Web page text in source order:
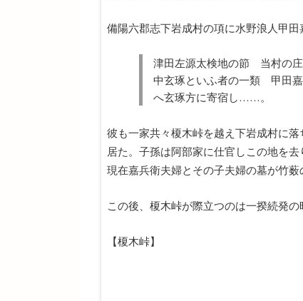
備陽六郡志下岩成村の項に水野浪人甲田
津田左源太検地の節 当村の
中玄琢といふ者の一類 甲田
へ玄琢方に寄宿し……。
彼も一家共々榎木峠を越え下岩成村に
居た。子孫は阿部家に仕官しこの地を
現在嘉兵衛夫婦とその子夫婦の墓が竹薮
この後、榎木峠が際立つのは一揆続発の
【榎木峠】